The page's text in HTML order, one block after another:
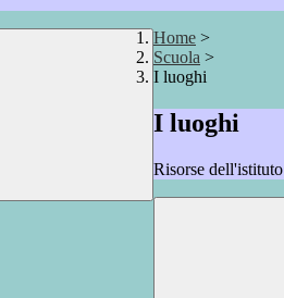
Home >
Scuola >
I luoghi
I luoghi
Risorse dell'istituto